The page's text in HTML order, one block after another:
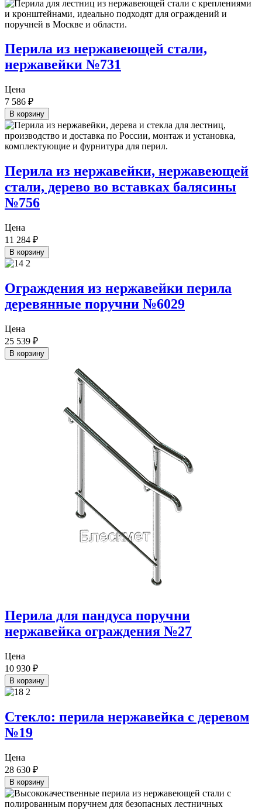
Перила из нержавеющей стали,
нержавейки №731
Цена
7 586 ₽
В корзину
Перила из нержавейки, нержавеющей
стали, дерево во вставках балясины
№756
Цена
11 284 ₽
В корзину
Ограждения из нержавейки перила
деревянные поручни №6029
Цена
25 539 ₽
В корзину
Перила для пандуса поручни
нержавейка ограждения №27
Цена
10 930 ₽
В корзину
Стекло: перила нержавейка с деревом
№19
Цена
28 630 ₽
В корзину